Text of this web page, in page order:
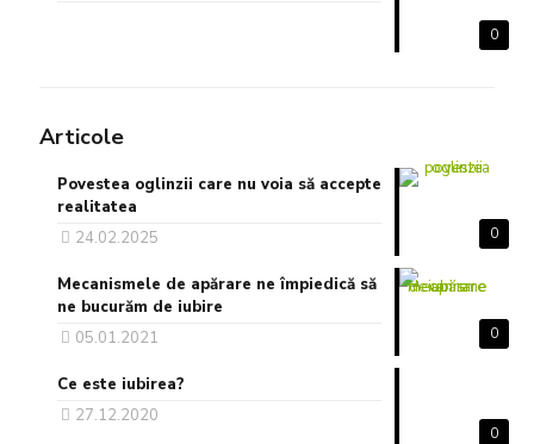
0
Articole
0
Povestea oglinzii care nu voia să accepte
realitatea
24.02.2025
0
Mecanismele de apărare ne împiedică să
ne bucurăm de iubire
05.01.2021
0
Ce este iubirea?
27.12.2020